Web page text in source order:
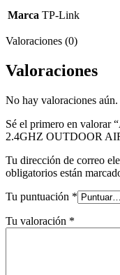
Marca TP-Link
Valoraciones (0)
Valoraciones
No hay valoraciones aún.
Sé el primero en
2.4GHZ OUTDOOR
Tu dirección de correo
obligatorios están
Tu puntuación *
Tu valoración *